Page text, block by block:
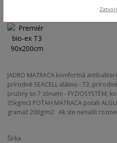
JADRO MATRACA komfortná
prírodné SEACELL vlákno - T3,
pružiny so 7 zónami - FYZIOSYSTÉM;
35kg/m3 POŤAH MATRACA poťah
gramáž 200g/m2 Ak ste nenašli
Šírka